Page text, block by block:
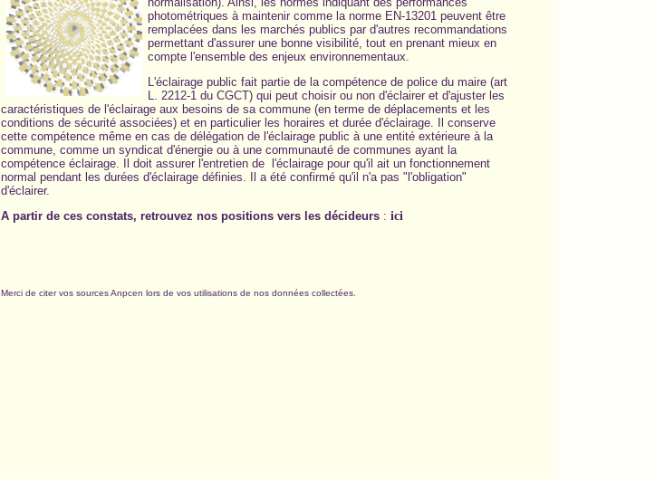
photométriques à maintenir comme la norme EN-13201 peuvent être
remplacées dans les marchés publics par d'autres recommandations
permettant d'assurer une bonne visibilité, tout en prenant mieux en
compte l'ensemble des enjeux environnementaux.
L'éclairage public fait partie de la compétence de police du maire (art
L. 2212-1 du CGCT) qui peut choisir ou non d'éclairer et d'ajuster les
caractéristiques de l'éclairage aux besoins de sa commune (en terme de déplacements et les
conditions de sécurité associées) et en particulier les horaires et durée d'éclairage. Il conserve
cette compétence même en cas de délégation de l'éclairage public à une entité extérieure à la
commune, comme un syndicat d'énergie ou à une communauté de communes ayant la
compétence éclairage. Il doit assurer l'entretien de l'éclairage pour qu'il ait un fonctionnement
normal pendant les durées d'éclairage définies. Il a été confirmé qu'il n'a pas "l'obligation"
d'éclairer.
A partir de ces constats, retrouvez nos positions vers les décideurs : ici
Merci de citer vos sources Anpcen lors de vos utilisations de nos données collectées.